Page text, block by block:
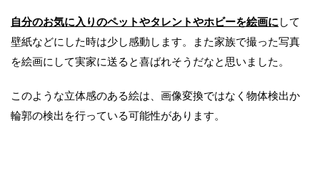
自分のお気に入りのペットやタレントやホビーを絵画に して
壁紙などにした時は少し感動します。また家族で撮った写真
を絵画にして実家に送ると喜ばれそうだなと思いました。
このような立体感のある絵は、画像変換ではなく物体検出か
輪郭の検出を行っている可能性があります。